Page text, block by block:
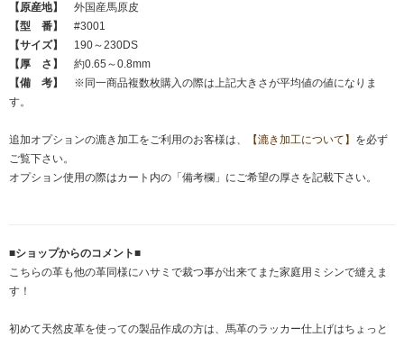
【原産地】
外国産馬原皮
【型 番】
#3001
【サイズ】
190～230DS
【厚 さ】
約0.65～0.8mm
【備 考】
※同一商品複数枚購入の際は上記大きさが平均値の値になりま
す。
追加オプションの漉き加工をご利用のお客様は、 【漉き加工について】 を必ず
ご覧下さい。
オプション使用の際はカート内の「備考欄」にご希望の厚さを記載下さい。
■ショップからのコメント■
こちらの革も他の革同様にハサミで裁つ事が出来てまた家庭用ミシンで縫えま
す！
初めて天然皮革を使っての製品作成の方は、馬革のラッカー仕上げはちょっと